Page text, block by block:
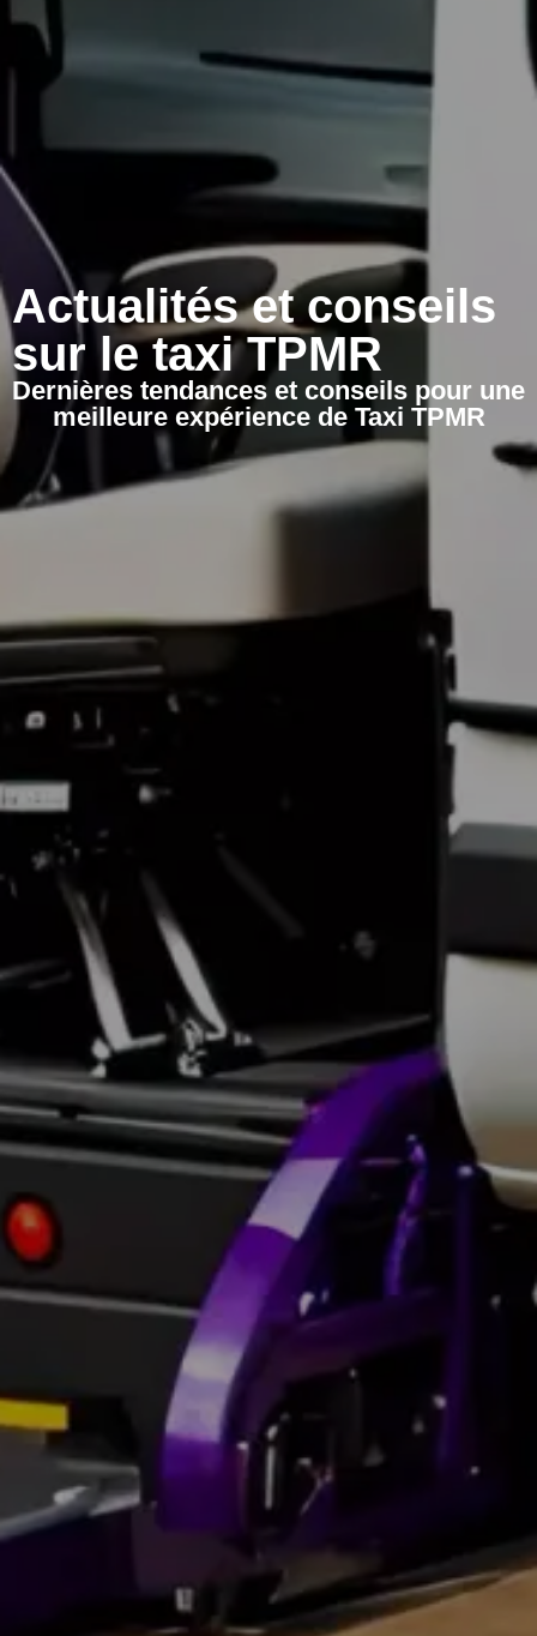
Actualités et conseils
sur le taxi TPMR
Dernières tendances et conseils pour une
meilleure expérience de Taxi TPMR